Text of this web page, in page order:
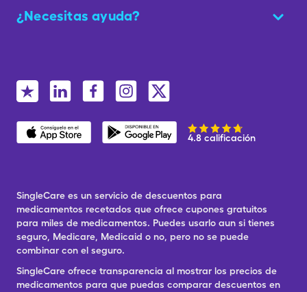
¿Necesitas ayuda?
4.8 calificación
SingleCare es un servicio de descuentos para
medicamentos recetados que ofrece cupones gratuitos
para miles de medicamentos. Puedes usarlo aun si tienes
seguro, Medicare, Medicaid o no, pero no se puede
combinar con el seguro.
SingleCare ofrece transparencia al mostrar los precios de
medicamentos para que puedas comparar descuentos en